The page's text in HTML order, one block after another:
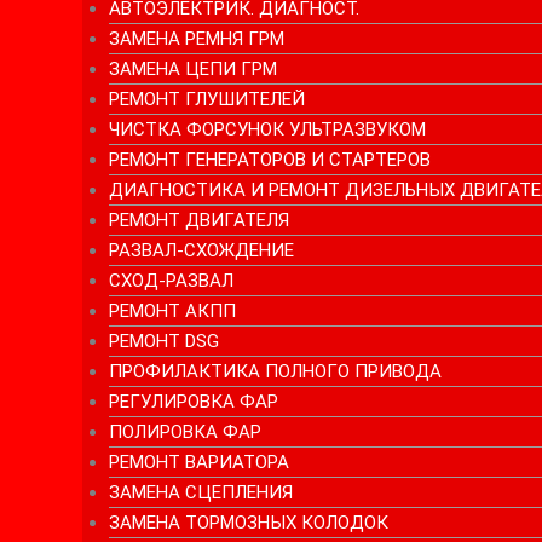
n
i
k
i
АВТОЭЛЕКТРИК. ДИАГНОСТ.
ЗАМЕНА РЕМНЯ ГРМ
ЗАМЕНА ЦЕПИ ГРМ
РЕМОНТ ГЛУШИТЕЛЕЙ
ЧИСТКА ФОРСУНОК УЛЬТРАЗВУКОМ
РЕМОНТ ГЕНЕРАТОРОВ И СТАРТЕРОВ
ДИАГНОСТИКА И РЕМОНТ ДИЗЕЛЬНЫХ
РЕМОНТ ДВИГАТЕЛЯ
РАЗВАЛ-СХОЖДЕНИЕ
СХОД-РАЗВАЛ
РЕМОНТ АКПП
РЕМОНТ DSG
ПРОФИЛАКТИКА ПОЛНОГО ПРИВОДА
РЕГУЛИРОВКА ФАР
ПОЛИРОВКА ФАР
РЕМОНТ ВАРИАТОРА
ЗАМЕНА СЦЕПЛЕНИЯ
ЗАМЕНА ТОРМОЗНЫХ КОЛОДОК